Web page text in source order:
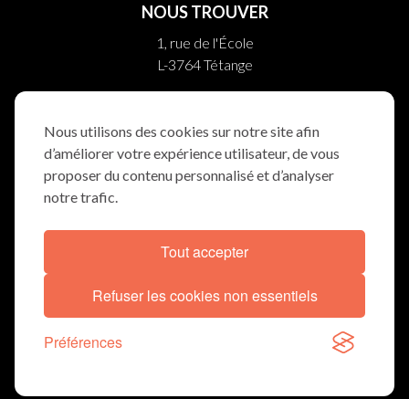
Nous utilisons des cookies sur notre site afin
d’améliorer votre expérience utilisateur, de vous
proposer du contenu personnalisé et d’analyser
notre trafic.
Tout accepter
Refuser les cookies non essentiels
Préférences
NOUS TROUVER
1, rue de l'École
L-3764 Tétange
L-8710 Boevange/Attert
NOUS SUIVRE
DÉCLARATION COOKIES
© TRAUERWEE 2026